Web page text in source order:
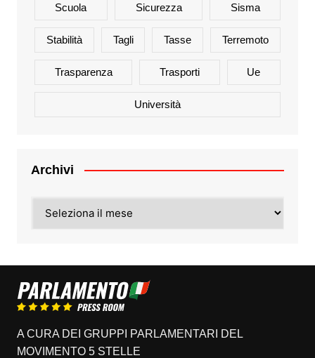
Scuola Sicurezza Sisma
Stabilità Tagli Tasse Terremoto
Trasparenza Trasporti Ue
Università
Archivi
A CURA DEI GRUPPI PARLAMENTARI DEL
MOVIMENTO 5 STELLE